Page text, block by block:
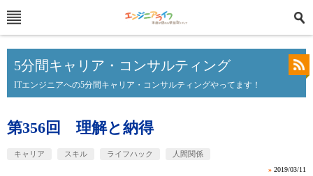
5分間キャリア・コンサルティング
ITエンジニアへの5分間キャリア・コンサルティングやってます！
第356回 理解と納得
キャリア スキル ライフハック 人間関係
» 2019/03/11